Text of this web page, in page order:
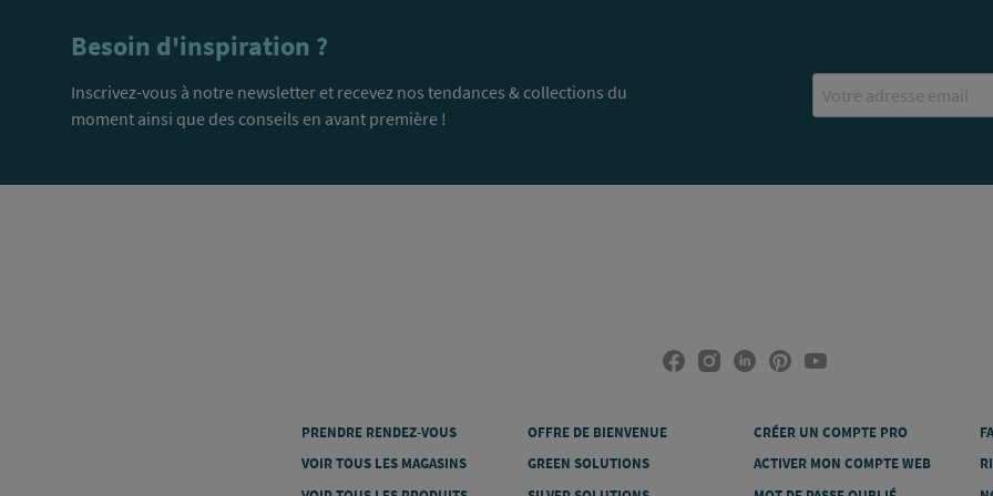
Besoin d'inspiration ?
Inscrivez-vous à notre newsletter et recevez nos tendances & collections du
moment ainsi que des conseils en avant première !
Email
PRENDRE RENDEZ-VOUS
VOIR TOUS LES MAGASINS
OFFRE DE BIENVENUE
GREEN SOLUTIONS
CRÉER UN COMPTE PRO
ACTIVER MON COMPTE WEB